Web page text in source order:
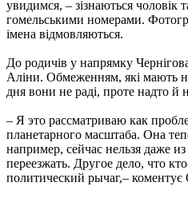
увидимся, – зізнаються чоловік
гомельськими номерами.
імена відмовляються.
До родичів у напрямку
Аліни. Обмеженням, які мають
дня вони не раді, проте надто й
– Я это рассматриваю как
планетарного масштаба. Она
например, сейчас нельзя даже
переезжать. Другое дело, что
политический рычаг,– коментує